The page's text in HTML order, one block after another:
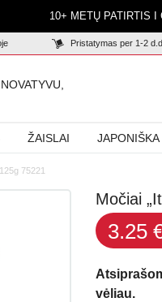
10+ METŲ PATIRTIS I
Pristatymas per 1-2 d.d.
ŽAISLAI
75221
Močiai
3.25
vėliau.